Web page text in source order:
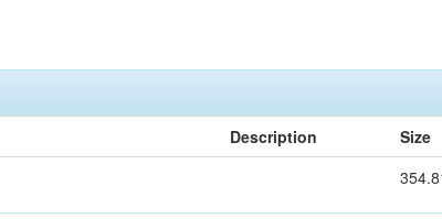
Description Size